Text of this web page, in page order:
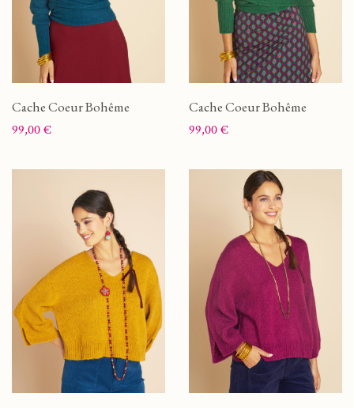
Cache Coeur Bohême
Prix
99,00 €
Cache Coeur Bohême
Prix
99,00 €